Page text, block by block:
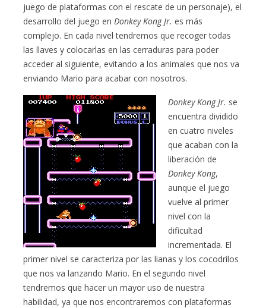
juego de plataformas con el rescate de un personaje), el
desarrollo del juego en Donkey Kong Jr. es más
complejo. En cada nivel tendremos que recoger todas
las llaves y colocarlas en las cerraduras para poder
acceder al siguiente, evitando a los animales que nos va
enviando Mario para acabar con nosotros.
Donkey Kong Jr. se
encuentra dividido
en cuatro niveles
que acaban con la
liberación de
Donkey Kong,
aunque el juego
vuelve al primer
nivel con la
dificultad
incrementada. El
primer nivel se caracteriza por las lianas y los cocodrilos
que nos va lanzando Mario. En el segundo nivel
tendremos que hacer un mayor uso de nuestra
habilidad, ya que nos encontraremos con plataformas